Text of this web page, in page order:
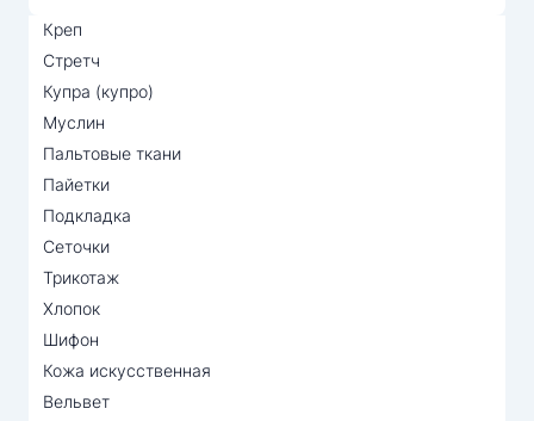
Креп
Стретч
Купра (купро)
Муслин
Пальтовые ткани
Пайетки
Подкладка
Сеточки
Трикотаж
Хлопок
Шифон
Кожа искусственная
Вельвет